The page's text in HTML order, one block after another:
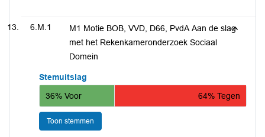
6.M.1
M1 Motie BOB, VVD, D66, PvdA Aan de slag
met het Rekenkameronderzoek Sociaal
Domein
Stemuitslag
36% Voor
64% Tegen
Toon stemmen